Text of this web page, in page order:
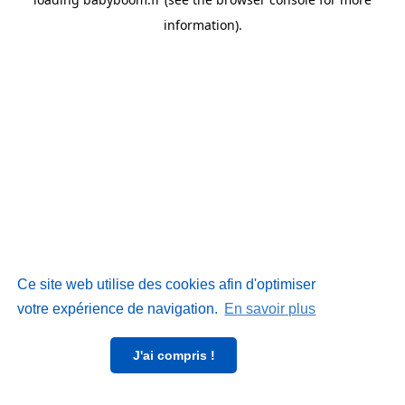
Ce site web utilise des cookies afin d'optimiser
votre expérience de navigation. En savoir plus
J'ai compris !
information).